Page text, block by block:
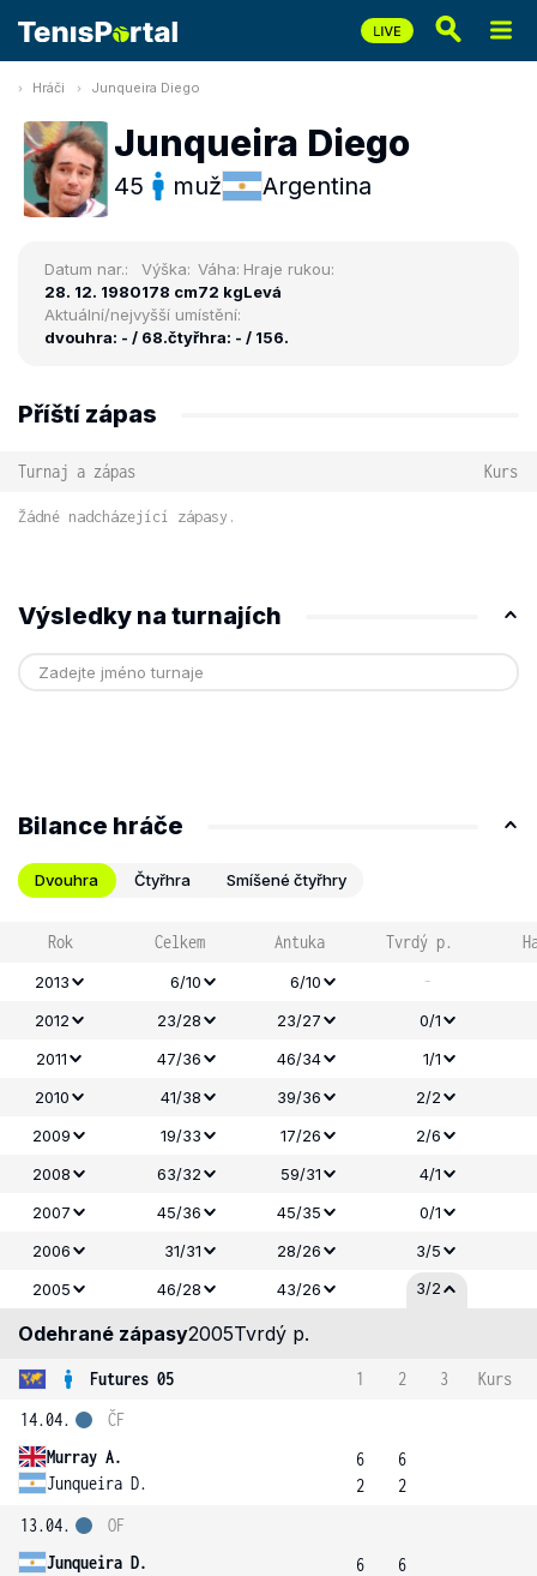
Hráči Junqueira Diego
Junqueira Diego
45 muž Argentina
Datum nar.:
28. 12. 1980
Výška:
178 cm
Váha:
72 kg
Hraje rukou:
Levá
Aktuální/nejvyšší umístění:
dvouhra: - / 68.čtyřhra: - / 156.
Příští zápas
Turnaj a zápas Kurs
Žádné nadcházející zápasy.
Výsledky na turnajích
Bilance hráče
Dvouhra Čtyřhra Smíšené čtyřhry
Rok Celkem Antuka Tvrdý p.
2013 6/10 6/10 -
2012 23/28 23/27
0/1
2011
47/36 46/34
1/1
2010
41/38 39/36
2/2
2009
19/33 17/26
2/6
2008
63/32 59/31
4/1
2007
45/36 45/35
0/1
2006
31/31 28/26
3/5
2005
46/28 43/26 3/2
Odehrané zápasy2005Tvrdý p.
Futures 05 1 2 3
Kurs
14.04.
Murray A.
Junqueira D.
ČF
6
2
6
2
13.04.
Junqueira D.
OF
6
6